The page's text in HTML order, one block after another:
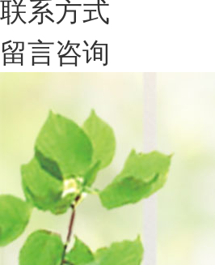
联系方式
留言咨询